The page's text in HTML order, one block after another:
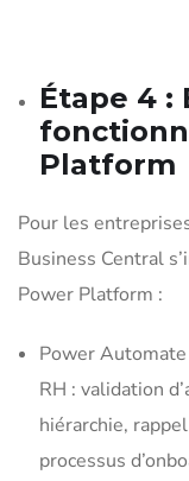
Étape 4 :
Platform
Pour les
Business Central
Power Platform :
Power
RH : validation
hiérarchie,
processus